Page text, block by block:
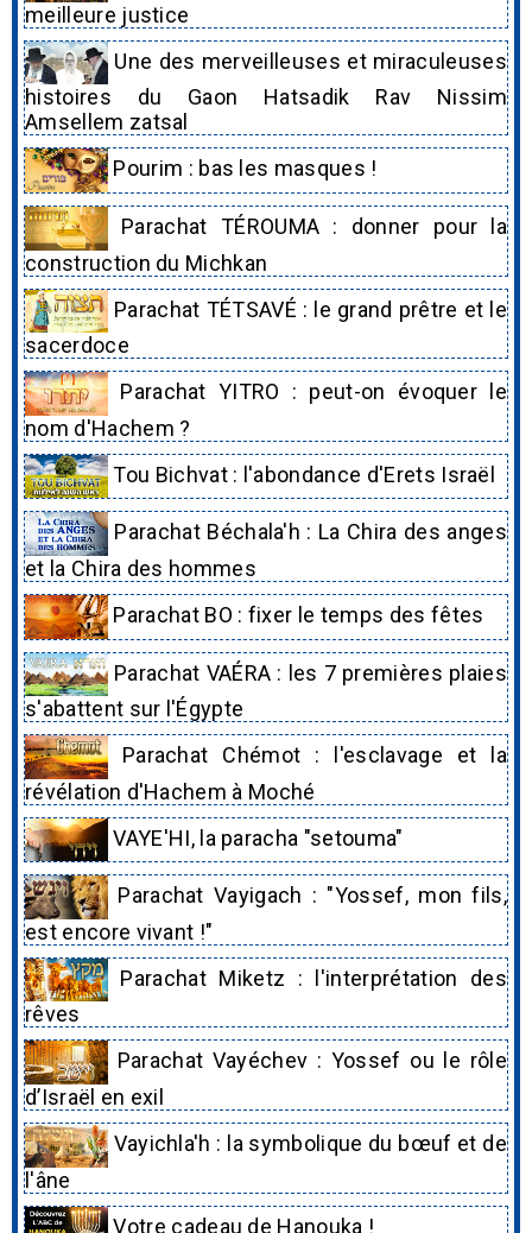
meilleure justice
Une des merveilleuses et miraculeuses
histoires du Gaon Hatsadik Rav Nissim
Amsellem zatsal
Pourim : bas les masques !
Parachat TÉROUMA : donner pour la
construction du Michkan
Parachat TÉTSAVÉ : le grand prêtre et le
sacerdoce
Parachat YITRO : peut-on évoquer le
nom d'Hachem ?
Tou Bichvat : l'abondance d'Erets Israël
Parachat Béchala'h : La Chira des anges
et la Chira des hommes
Parachat BO : fixer le temps des fêtes
Parachat VAÉRA : les 7 premières plaies
s'abattent sur l'Égypte
Parachat Chémot : l'esclavage et la
révélation d'Hachem à Moché
VAYE'HI, la paracha "setouma"
Parachat Vayigach : "Yossef, mon fils,
est encore vivant !"
Parachat Miketz : l'interprétation des
rêves
Parachat Vayéchev : Yossef ou le rôle
d’Israël en exil
Vayichla'h : la symbolique du bœuf et de
l'âne
Votre cadeau de Hanouka !